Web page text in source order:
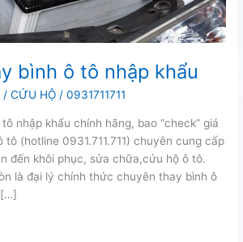
bình ô tô nhập khẩu
/CỨU HỘ /0931711711
nhập khẩu chính hãng, bao “check” giá
(hotline 0931.711.711) chuyên cung cấp
đến khôi phục, sửa chữa,cứu hộ ô tô.
là đại lý chính thức chuyên thay bình ô
[…]